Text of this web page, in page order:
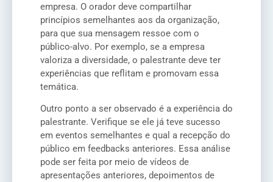
empresa. O orador deve compartilhar
princípios semelhantes aos da organização,
para que sua mensagem ressoe com o
público-alvo. Por exemplo, se a empresa
valoriza a diversidade, o palestrante deve ter
experiências que reflitam e promovam essa
temática.
Outro ponto a ser observado é a experiência do
palestrante. Verifique se ele já teve sucesso
em eventos semelhantes e qual a recepção do
público em feedbacks anteriores. Essa análise
pode ser feita por meio de vídeos de
apresentações anteriores, depoimentos de